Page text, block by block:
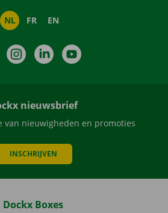
NL FR EN
FacebookInstagramLinkedIn
nieuwsbrief
van nieuwigheden en promoties
INSCHRIJVEN
Dockx Boxes